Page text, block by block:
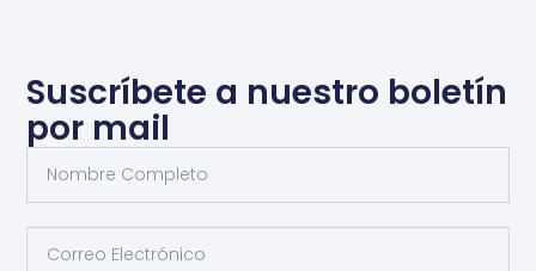
Suscríbete a nuestro boletín
por mail